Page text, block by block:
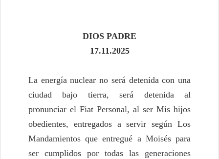
DIOS PADRE
17.11.2025
La energía nuclear no será detenida con una
ciudad bajo tierra, será detenida al
pronunciar el Fiat Personal, al ser Mis hijos
obedientes, entregados a servir según Los
Mandamientos que entregué a Moisés para
ser cumplidos por todas las generaciones